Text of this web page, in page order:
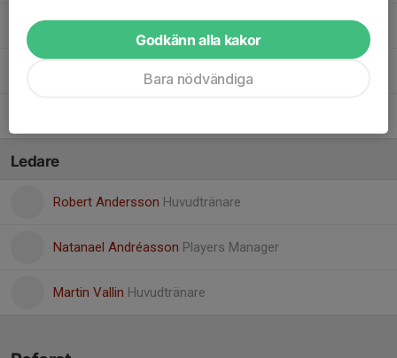
9. Marcus Weimén, Vilande
15. Jakob Westermark
Ledare
Robert Andersson Huvudtränare
Natanael Andréasson Players Manager
Martin Vallin Huvudtränare
Godkänn alla kakor
Bara nödvändiga